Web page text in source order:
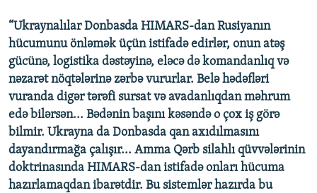
“Ukraynalılar Donbasda HIMARS-dan Rusiyanın
hücumunu önləmək üçün istifadə edirlər, onun atəş
gücünə, logistika dəstəyinə, eləcə də komandanlıq və
nəzarət nöqtələrinə zərbə vururlar. Belə hədəfləri
vuranda digər tərəfi sursat və avadanlıqdan məhrum
edə bilərsən... Bədənin başını kəsəndə o çox iş görə
bilmir. Ukrayna da Donbasda qan axıdılmasını
dayandırmağa çalışır... Amma Qərb silahlı qüvvələrinin
doktrinasında HIMARS-dan istifadə onları hücuma
hazırlamaqdan ibarətdir. Bu sistemlər hazırda bu